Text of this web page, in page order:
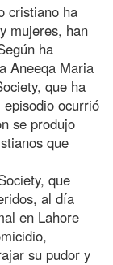
cristiano ha
mujeres, han
ha
Aneeqa Maria
que ha
ocurrió
se produjo
que
que
al día
en Lahore
su pudor y